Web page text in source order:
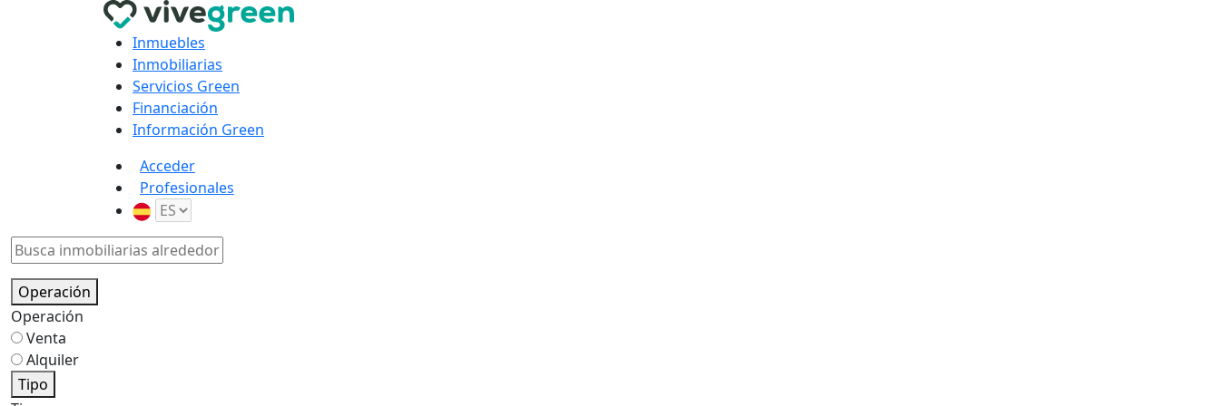
Inmuebles
Inmobiliarias
Servicios Green
Financiación
Información Green
Acceder
Profesionales
Operación
Operación
Venta
Alquiler
Tipo